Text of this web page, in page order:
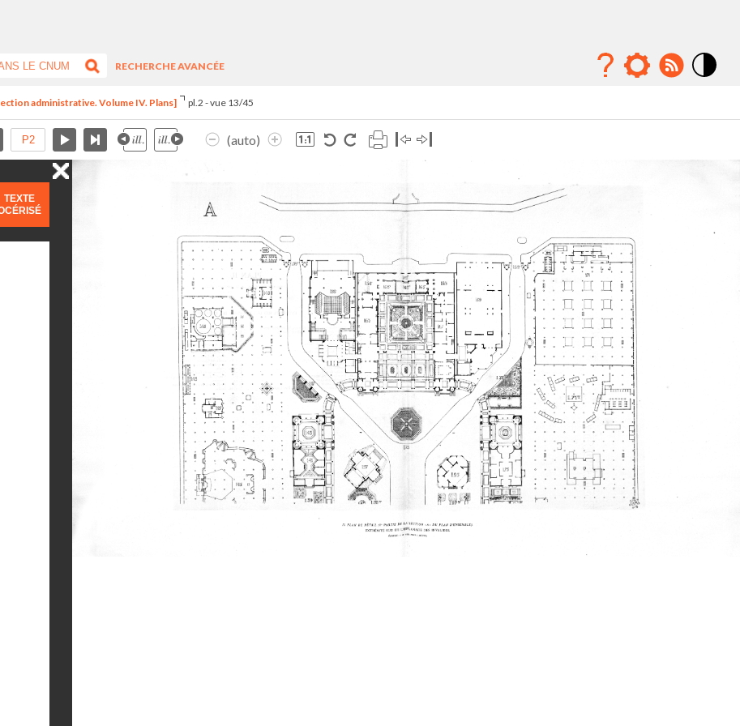
RECHERCHE AVANCÉE
administrative. Volume IV. Plans] pl.2 - vue 13/45
(auto)
TEXTE